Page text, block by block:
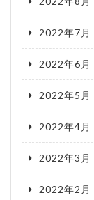
2022年7月
2022年6月
2022年5月
2022年4月
2022年3月
2022年2月